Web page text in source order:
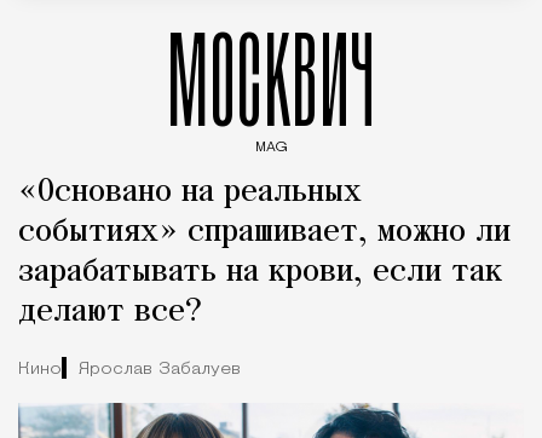
МОСКВИЧ
MAG
«Основано на реальных
событиях» спрашивает, можно ли
зарабатывать на крови, если так
делают все?
Кино Ярослав Забалуев